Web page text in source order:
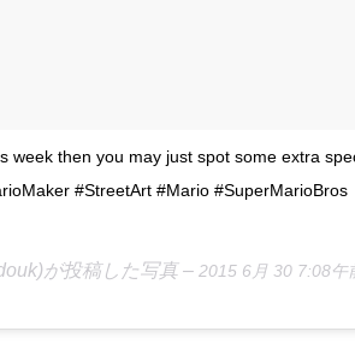
week then you may just spot some extra
#StreetArt #Mario #SuperMarioBros
が投稿した写真 – 2015 6月 30 7:08午